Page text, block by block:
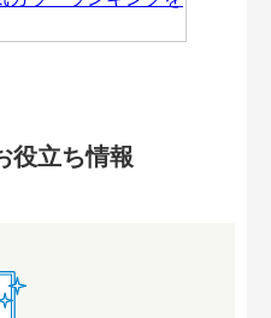
役立ち情報